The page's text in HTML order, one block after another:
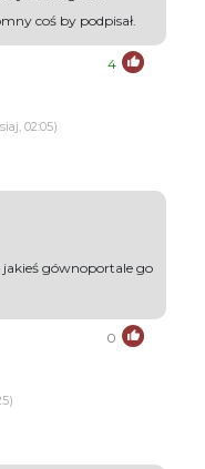
coś by podpisał.
4
02:05)
jakieś gównoportale go
0